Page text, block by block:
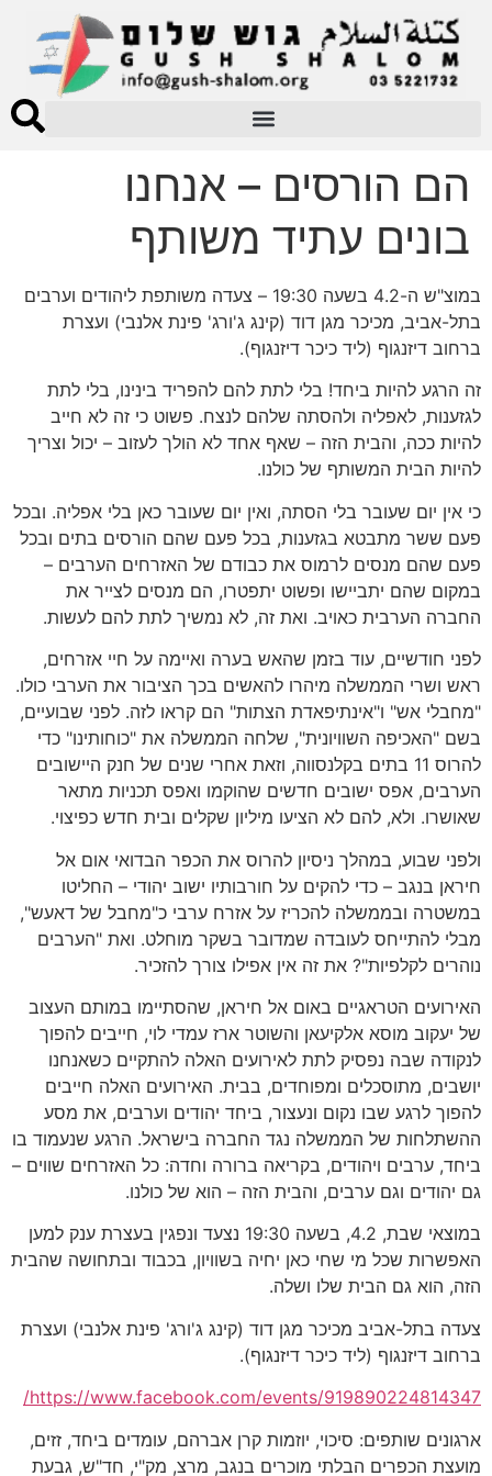
הם הורסים – אנחנו
בונים עתיד משותף
במוצ"ש ה-4.2 בשעה 19:30 – צעדה משותפת ליהודים וערבים
בתל-אביב, מכיכר מגן דוד (קינג ג'ורג' פינת אלנבי) ועצרת
ברחוב דיזנגוף (ליד כיכר דיזנגוף).
זה הרגע להיות ביחד! בלי לתת להם להפריד בינינו, בלי לתת
לגזענות, לאפליה ולהסתה שלהם לנצח. פשוט כי זה לא חייב
להיות ככה, והבית הזה – שאף אחד לא הולך לעזוב – יכול וצריך
להיות הבית המשותף של כולנו.
כי אין יום שעובר בלי הסתה, ואין יום שעובר כאן בלי אפליה. ובכל
פעם ששר מתבטא בגזענות, בכל פעם שהם הורסים בתים ובכל
פעם שהם מנסים לרמוס את כבודם של האזרחים הערבים –
במקום שהם יתביישו ופשוט יתפטרו, הם מנסים לצייר את
החברה הערבית כאויב. ואת זה, לא נמשיך לתת להם לעשות.
לפני חודשיים, עוד בזמן שהאש בערה ואיימה על חיי אזרחים,
ראש ושרי הממשלה מיהרו להאשים בכך הציבור את הערבי כולו.
"מחבלי אש" ו"אינתיפאדת הצתות" הם קראו לזה. לפני שבועיים,
בשם "האכיפה השוויונית", שלחה הממשלה את "כוחותינו" כדי
להרוס 11 בתים בקלנסווה, וזאת אחרי שנים של חנק היישובים
הערבים, אפס ישובים חדשים שהוקמו ואפס תכניות מתאר
שאושרו. ולא, להם לא הציעו מיליון שקלים ובית חדש כפיצוי.
ולפני שבוע, במהלך ניסיון להרוס את הכפר הבדואי אום אל
חיראן בנגב – כדי להקים על חורבותיו ישוב יהודי – החליטו
במשטרה ובממשלה להכריז על אזרח ערבי כ"מחבל של דאעש",
מבלי להתייחס לעובדה שמדובר בשקר מוחלט. ואת "הערבים
נוהרים לקלפיות"? את זה אין אפילו צורך להזכיר.
האירועים הטראגיים באום אל חיראן, שהסתיימו במותם העצוב
של יעקוב מוסא אלקיעאן והשוטר ארז עמדי לוי, חייבים להפוך
לנקודה שבה נפסיק לתת לאירועים האלה להתקיים כשאנחנו
יושבים, מתוסכלים ומפוחדים, בבית. האירועים האלה חייבים
להפוך לרגע שבו נקום ונעצור, ביחד יהודים וערבים, את מסע
ההשתלחות של הממשלה נגד החברה בישראל. הרגע שנעמוד בו
ביחד, ערבים ויהודים, בקריאה ברורה וחדה: כל האזרחים שווים –
גם יהודים וגם ערבים, והבית הזה – הוא של כולנו.
במוצאי שבת, 4.2, בשעה 19:30 נצעד ונפגין בעצרת ענק למען
האפשרות שכל מי שחי כאן יחיה בשוויון, בכבוד ובתחושה שהבית
הזה, הוא גם הבית שלו ושלה.
צעדה בתל-אביב מכיכר מגן דוד (קינג ג'ורג' פינת אלנבי) ועצרת
ברחוב דיזנגוף (ליד כיכר דיזנגוף).
https://www.facebook.com/events/919890224814347/
ארגונים שותפים: סיכוי, יוזמות קרן אברהם, עומדים ביחד, זזים,
מועצת הכפרים הבלתי מוכרים בנגב, מרצ, מק"י, חד"ש, גבעת